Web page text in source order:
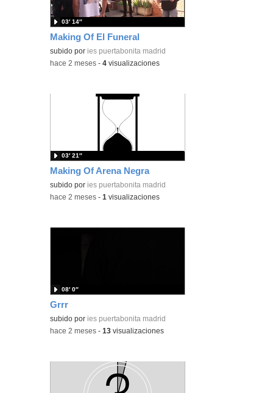
Making Of El Funeral
subido pories puertabonita madrid
03′ 14″
-hace 2 meses -4 visualizaciones
Making Of Arena Negra
subido pories puertabonita madrid
03′ 21″
-hace 2 meses -1 visualizaciones
Grrr
subido pories puertabonita madrid
08′ 0″
-hace 2 meses -13 visualizaciones